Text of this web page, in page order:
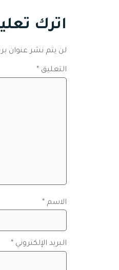
اترك
لن يتم نشر عنوان
التعليق *
الاسم *
البريد الإلكتروني *